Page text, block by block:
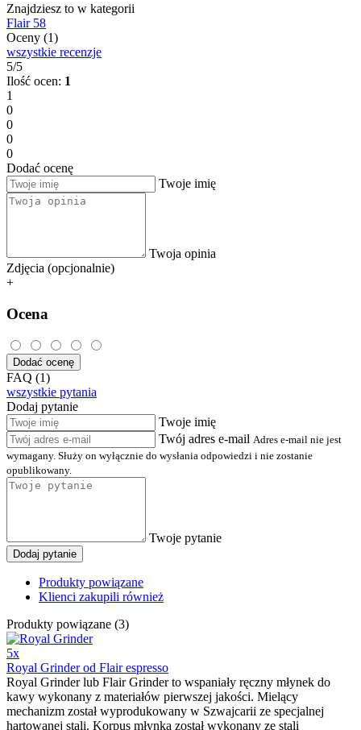
Znajdziesz to w kategorii
Flair 58
Oceny (1)
wszystkie recenzje
5/5
Ilość ocen: 1
1
0
0
0
0
Dodać ocenę
Twoje imię
Twoja opinia
Zdjęcia (opcjonalnie)
+
Ocena
Dodać ocenę
FAQ (1)
wszystkie pytania
Dodaj pytanie
Twoje imię
Twój adres e-mail Adres e-mail nie jest
wymagany. Służy on wyłącznie do wysłania odpowiedzi i nie zostanie
opublikowany.
Twoje pytanie
Dodaj pytanie
Produkty powiązane
Klienci zakupili również
Produkty powiązane (3)
5x
Royal Grinder od Flair espresso
Royal Grinder lub Flair Grinder to wspaniały ręczny młynek do
kawy wykonany z materiałów pierwszej jakości. Mielący
mechanizm został wyprodukowany w Szwajcarii ze specjalnej
hartowanej stali. Korpus młynka został wykonany ze stali